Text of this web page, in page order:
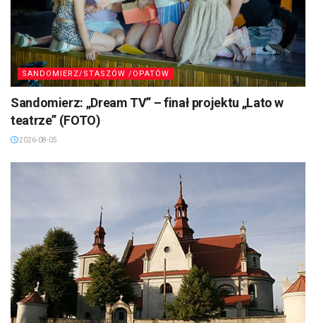
SANDOMIERZ/STASZÓW /OPATÓW
Sandomierz: „Dream TV” – finał projektu „Lato w
teatrze” (FOTO)
2026-08-05